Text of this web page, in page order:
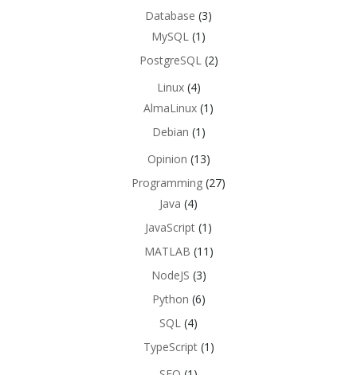
Database (3)
MySQL (1)
PostgreSQL (2)
Linux(4)
AlmaLinux (1)
Debian (1)
Opinion (13)
Programming (27)
Java (4)
JavaScript (1)
MATLAB (11)
NodeJS (3)
Python (6)
SQL (4)
TypeScript(1)